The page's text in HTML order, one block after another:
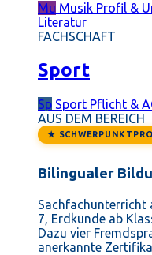
Mu Musik Profil &
Literatur
FACHSCHAFT
Sport
Sp Sport Pflicht &
AUS DEM BEREICH
★
Bilingualer
Sachfachunterricht
7, Erdkunde ab
Dazu vier
anerkannte